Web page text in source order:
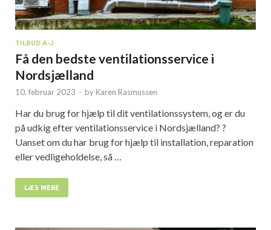
TILBUD A-J
Få den bedste ventilationsservice i
Nordsjælland
10. februar 2023 - by Karen Rasmussen
Har du brug for hjælp til dit ventilationssystem, og er du
på udkig efter ventilationsservice i Nordsjælland? ?
Uanset om du har brug for hjælp til installation, reparation
eller vedligeholdelse, så …
LÆS MERE